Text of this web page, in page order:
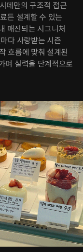
데만의 구조적 접근
든 설계할 수 있는
매진되는 시그니처
다 사랑받는 시즌
흐름에 맞춰 설계된
며 실력을 단계적으로